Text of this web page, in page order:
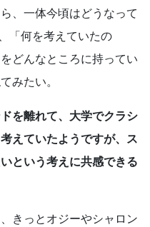
、一体今頃はどうなって
「何を考えていたの
どんなところに持ってい
みたい。
を離れて、大学でクラシ
えていたようですが、ス
という考えに共感できる
きっとオジーやシャロン